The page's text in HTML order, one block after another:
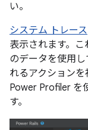
い。
システム トレース
表示されます。こ
のデータを使用
れるアクションを
Power Profiler を
す。